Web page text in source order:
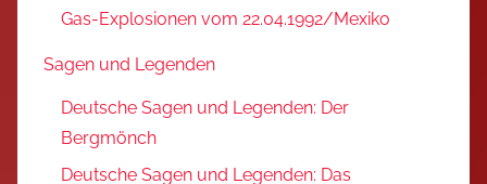
Gas-Explosionen vom 22.04.1992/Mexiko
Sagen und Legenden
Deutsche Sagen und Legenden: Der
Bergmönch
Deutsche Sagen und Legenden: Das